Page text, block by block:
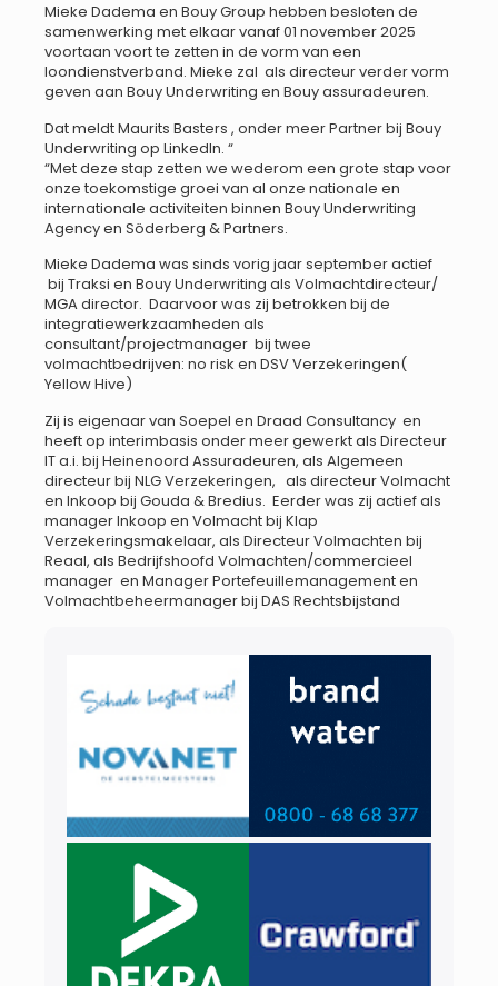
Mieke Dadema en Bouy Group hebben besloten de
samenwerking met elkaar vanaf 01 november 2025
voortaan voort te zetten in de vorm van een
loondienstverband. Mieke zal als directeur verder vorm
geven aan Bouy Underwriting en Bouy assuradeuren.
Dat meldt Maurits Basters , onder meer Partner bij Bouy
Underwriting op LinkedIn. “
“Met deze stap zetten we wederom een grote stap voor
onze toekomstige groei van al onze nationale en
internationale activiteiten binnen Bouy Underwriting
Agency en Söderberg & Partners.
Mieke Dadema was sinds vorig jaar september actief
bij Traksi en Bouy Underwriting als Volmachtdirecteur/
MGA director. Daarvoor was zij betrokken bij de
integratiewerkzaamheden als
consultant/projectmanager bij twee
volmachtbedrijven: no risk en DSV Verzekeringen(
Yellow Hive)
Zij is eigenaar van Soepel en Draad Consultancy en
heeft op interimbasis onder meer gewerkt als Directeur
IT a.i. bij Heinenoord Assuradeuren, als Algemeen
directeur bij NLG Verzekeringen, als directeur Volmacht
en Inkoop bij Gouda & Bredius. Eerder was zij actief als
manager Inkoop en Volmacht bij Klap
Verzekeringsmakelaar, als Directeur Volmachten bij
Reaal, als Bedrijfshoofd Volmachten/commercieel
manager en Manager Portefeuillemanagement en
Volmachtbeheermanager bij DAS Rechtsbijstand